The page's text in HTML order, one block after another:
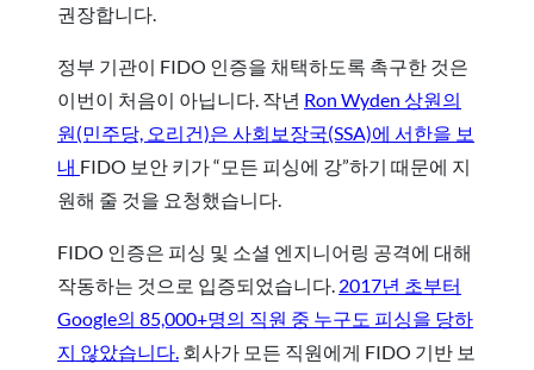
권장합니다.
정부 기관이 FIDO 인증을 채택하도록 촉구한 것은
이번이 처음이 아닙니다. 작년 Ron Wyden 상원의
원(민주당, 오리건)은 사회보장국(SSA)에 서한을 보
내 FIDO 보안 키가 “모든 피싱에 강”하기 때문에 지
원해 줄 것을 요청했습니다.
FIDO 인증은 피싱 및 소셜 엔지니어링 공격에 대해
작동하는 것으로 입증되었습니다. 2017년 초부터
Google의 85,000+명의 직원 중 누구도 피싱을 당하
지 않았습니다. 회사가 모든 직원에게 FIDO 기반 보